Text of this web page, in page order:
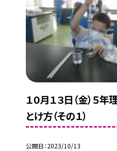
１０月１３日（金）５
とけ方（その１）
公開日 2023/10/13